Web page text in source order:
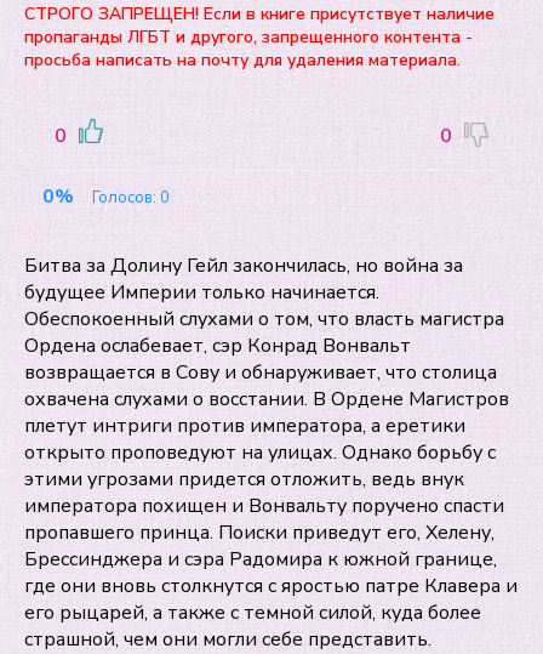
СТРОГО ЗАПРЕЩЕН! Если в книге присутствует наличие
пропаганды ЛГБТ и другого, запрещенного контента -
просьба написать на почту для удаления материала.
0 0
0% Голосов: 0
Битва за Долину Гейл закончилась, но война за
будущее Империи только начинается.
Обеспокоенный слухами о том, что власть магистра
Ордена ослабевает, сэр Конрад Вонвальт
возвращается в Сову и обнаруживает, что столица
охвачена слухами о восстании. В Ордене Магистров
плетут интриги против императора, а еретики
открыто проповедуют на улицах. Однако борьбу с
этими угрозами придется отложить, ведь внук
императора похищен и Вонвальту поручено спасти
пропавшего принца. Поиски приведут его, Хелену,
Брессинджера и сэра Радомира к южной границе,
где они вновь столкнутся с яростью патре Клавера и
его рыцарей, а также с темной силой, куда более
страшной, чем они могли себе представить.